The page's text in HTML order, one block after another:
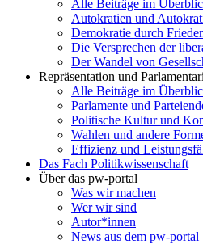
Alle Beiträge im
Autokratien und
Demokratie durch
Die Versprechen der
Der Wandel von
Repräsentation und
Alle Beiträge im
Parlamente und
Politische Kultur und
Wahlen und andere
Effizienz und
Das Fach Politikwissenschaft
Über das pw-portal
Was wir machen
Wer wir sind
Autor*innen
News aus dem pw-portal